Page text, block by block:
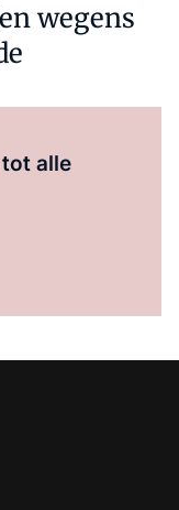
wegens
alle